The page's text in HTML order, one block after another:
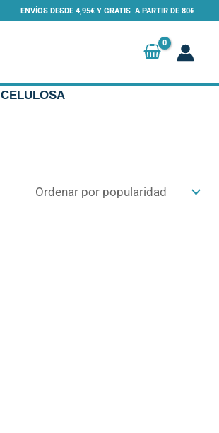
ENVÍOS DESDE 4,95€ Y GRATIS A PARTIR DE 80€
CELULOSA